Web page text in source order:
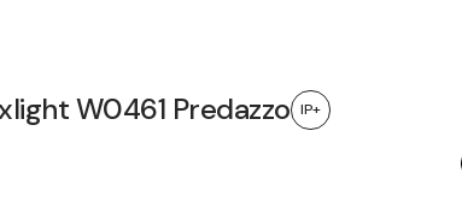
W0461 Predazzo IP+